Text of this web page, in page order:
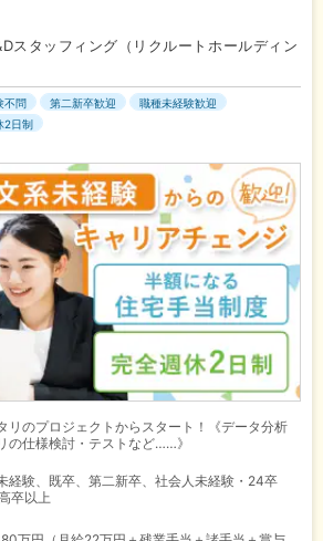
スタッフィング（リクルートホールディン
不問 第二新卒歓迎
職種未経験歓迎
2日制
リのプロジェクトからスタート！《データ分析
の仕様検討・テストなど……》
経験、既卒、第二新卒、社会人未経験・24卒
卒以上